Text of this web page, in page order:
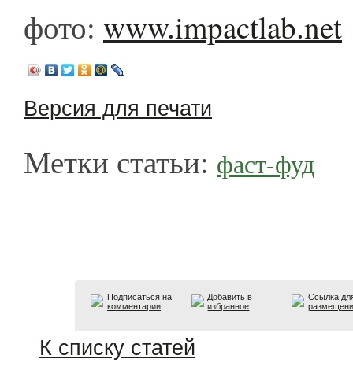
фото: www.impactlab.net
Версия для печати
Метки статьи: фаст-фуд
Подписаться на
комментарии
Добавить в
избранное
Ссылка
К списку статей